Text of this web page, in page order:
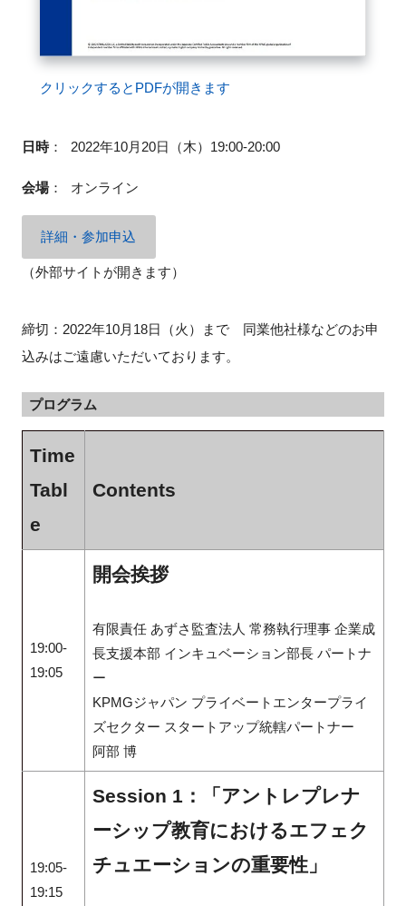
クリックするとPDFが開きます
日時： 2022年10月20日（木）19:00-20:00
会場： オンライン
詳細・参加申込
（外部サイトが開きます）
締切：2022年10月18日（火）まで 同業他社様などのお申
込みはご遠慮いただいております。
プログラム
Time
Tabl
e
Contents
19:00-
19:05
開会挨拶
有限責任 あずさ監査法人 常務執行理事 企業成
長支援本部 インキュベーション部長 パートナ
ー
KPMGジャパン プライベートエンタープライ
ズセクター スタートアップ統轄パートナー
阿部 博
19:05-
19:15
Session 1：「アントレプレナ
ーシップ教育におけるエフェク
チュエーションの重要性」